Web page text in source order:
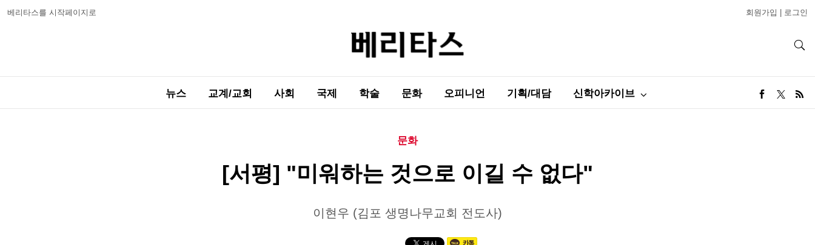
베리타스를 시작페이지로 회원가입 로그인
뉴스 교계/교회 사회 국제 학술 문화 오피니언 기획/대담 신학아카이브
문화
[서평] "미워하는 것으로 이길 수 없다"
이현우 (김포 생명나무교회 전도사)